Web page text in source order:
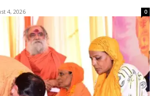
4, 2026 0